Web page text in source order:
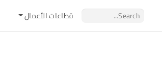
قطاعات اﻷعمال